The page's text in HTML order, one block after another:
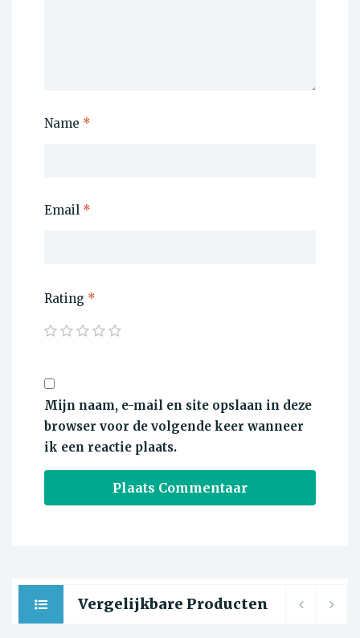
Name *
Email *
Rating *
Mijn naam, e-mail en site opslaan in deze
browser voor de volgende keer wanneer
ik een reactie plaats.
Vergelijkbare Producten